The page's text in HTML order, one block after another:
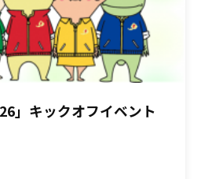
」キックオフイベント